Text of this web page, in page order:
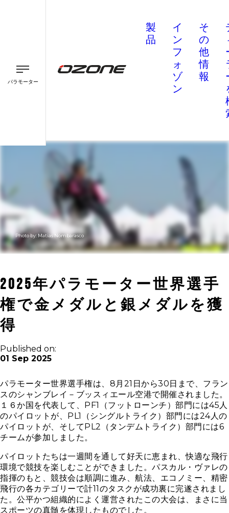
パラモーター
製
品
イ
ン
フ
ォ
ゾ
ン
そ
の
他
情
報
Photo by:Matias Nombarasco
2025年パラモーター世界選手
権で金メダルと銀メダルを獲
得
Published on:
01 Sep 2025
パラモーター世界選手権は、8月21日から30日まで、フラン
スのシャンブレイ－ブッスィエール空港で開催されました。
１６か国を代表して、PF1（フットローンチ）部門には45人
のパイロットが、PL1（シングルトライク）部門には24人の
パイロットが、そしてPL2（タンデムトライク）部門には6
チームが参加しました。
パイロットたちは一週間を通して好天に恵まれ、快適な飛行
環境で競技を楽しむことができました。パスカル・ヴァレの
指揮のもと、競技会は順調に進み、航法、エコノミー、精密
飛行の各カテゴリーで計11のタスクが成功裏に完遂されまし
た。公平かつ組織的によく運営されたこの大会は、まさに当
スポーツの真髄を体現したものでした。